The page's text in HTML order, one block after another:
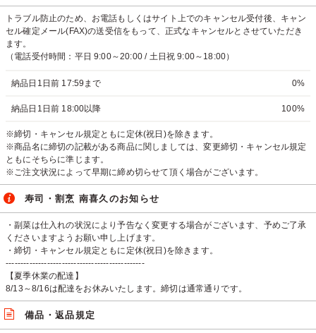
トラブル防止のため、お電話もしくはサイト上でのキャンセル受付後、キャン
セル確定メール(FAX)の送受信をもって、正式なキャンセルとさせていただき
ます。
（電話受付時間：平日 9:00～20:00 / 土日祝 9:00～18:00）
納品日1日前 17:59まで 0%
納品日1日前 18:00以降 100%
※締切・キャンセル規定ともに定休(祝日)を除きます。
※商品名に締切の記載がある商品に関しましては、変更締切・キャンセル規定
ともにそちらに準じます。
※ご注文状況によって早期に締め切らせて頂く場合がございます。
寿司・割烹 南喜久のお知らせ
・副菜は仕入れの状況により予告なく変更する場合がございます、予めご了承
くださいますようお願い申し上げます。
・締切・キャンセル規定ともに定休(祝日)を除きます。
-----------------------------------------------
【夏季休業の配達】
8/13～8/16は配達をお休みいたします。締切は通常通りです。
備品・返品規定